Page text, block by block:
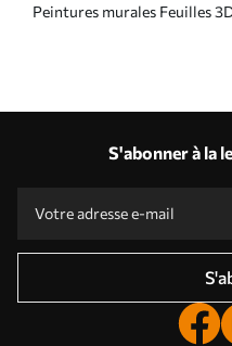
Peintures murales Feuilles
S'abonner à la